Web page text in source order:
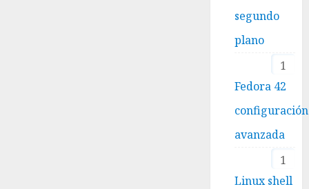
segundo
plano
1
Fedora 42
configuración
avanzada
1
Linux shell